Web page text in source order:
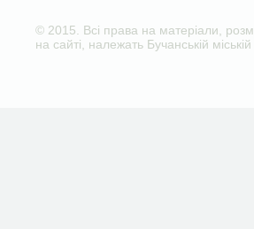
© 2015. Всі права на матеріали,
на сайті, належать Бучанській міській